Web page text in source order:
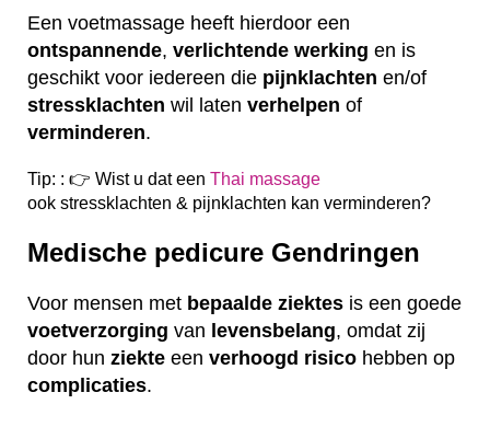
Een voetmassage heeft hierdoor een
ontspannende, verlichtende werking en is
geschikt voor iedereen die pijnklachten en/of
stressklachten wil laten verhelpen of
verminderen.
Tip: : 👉 Wist u dat een Thai massage
ook stressklachten & pijnklachten kan verminderen?
Medische pedicure Gendringen
Voor mensen met bepaalde ziektes is een goede
voetverzorging van levensbelang, omdat zij
door hun ziekte een verhoogd risico hebben op
complicaties.